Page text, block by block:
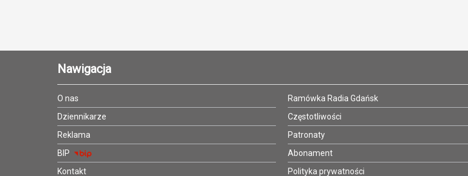
Nawigacja
O nas
Dziennikarze
Reklama
BIP
Kontakt
Ramówka Radia Gdańsk
Częstotliwości
Patronaty
Abonament
Polityka prywatności